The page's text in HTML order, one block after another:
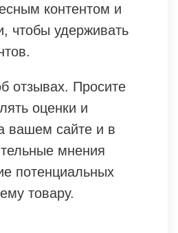
контентом и
чтобы удерживать
отзывах. Просите
оценки и
вашем сайте и в
мнения
потенциальных
товару.